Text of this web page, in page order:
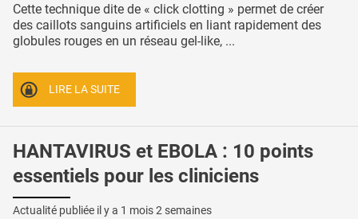
Cette technique dite de « click clotting » permet de créer
des caillots sanguins artificiels en liant rapidement des
globules rouges en un réseau gel-like, ...
LIRE LA SUITE
HANTAVIRUS et EBOLA : 10 points
essentiels pour les cliniciens
Actualité publiée il y a 1 mois 2 semaines